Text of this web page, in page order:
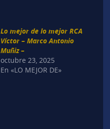
Lo mejor de lo mejor RCA
Víctor – Marco Antonio
Muñiz –
octubre 23, 2025
En «LO MEJOR DE»